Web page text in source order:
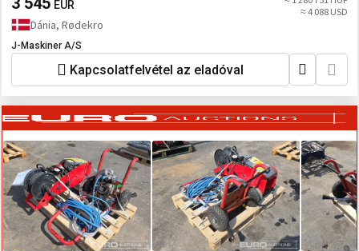
EUR
≈ 4 088 USD
Dánia, Rødekro
J-Maskiner A/S
Kapcsolatfelvétel az eladóval